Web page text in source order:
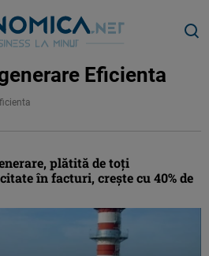
Eficienta
plătită de toți
în facturi, crește cu 40% de